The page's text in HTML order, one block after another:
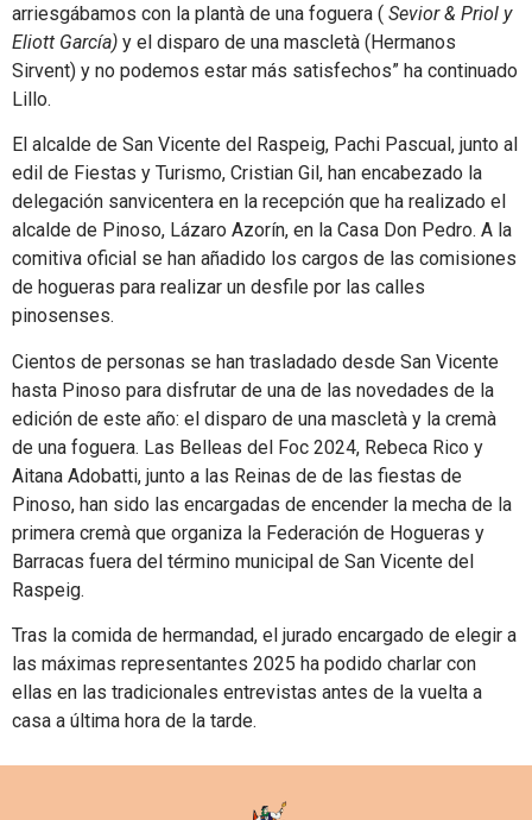
arriesgábamos con la plantà de una foguera ( Sevior & Priol y
Eliott García) y el disparo de una mascletà (Hermanos
Sirvent) y no podemos estar más satisfechos” ha continuado
Lillo.
El alcalde de San Vicente del Raspeig, Pachi Pascual, junto al
edil de Fiestas y Turismo, Cristian Gil, han encabezado la
delegación sanvicentera en la recepción que ha realizado el
alcalde de Pinoso, Lázaro Azorín, en la Casa Don Pedro. A la
comitiva oficial se han añadido los cargos de las comisiones
de hogueras para realizar un desfile por las calles
pinosenses.
Cientos de personas se han trasladado desde San Vicente
hasta Pinoso para disfrutar de una de las novedades de la
edición de este año: el disparo de una mascletà y la cremà
de una foguera. Las Belleas del Foc 2024, Rebeca Rico y
Aitana Adobatti, junto a las Reinas de de las fiestas de
Pinoso, han sido las encargadas de encender la mecha de la
primera cremà que organiza la Federación de Hogueras y
Barracas fuera del término municipal de San Vicente del
Raspeig.
Tras la comida de hermandad, el jurado encargado de elegir a
las máximas representantes 2025 ha podido charlar con
ellas en las tradicionales entrevistas antes de la vuelta a
casa a última hora de la tarde.